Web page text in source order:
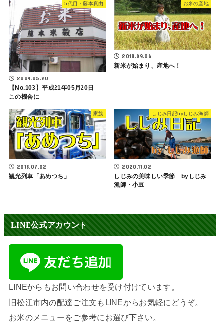
5代目・藤本真由
2009.05.20
【No.103】平成21年05月20日
この機会に
お米の産地
2018.09.06
新米が始まり、産地へ！
家族
2018.07.02
観光列車「あめつち」
しじみ日記byしじみ漁師
2020.11.02
しじみの美味しい季節 byしじみ
漁師・小豆
LINE公式アカウント
LINEからもお問い合わせを受け付けています。
旧松江市内の配達ご注文もLINEからお気軽にどうぞ。
お米のメニューをご参考にお選び下さい。